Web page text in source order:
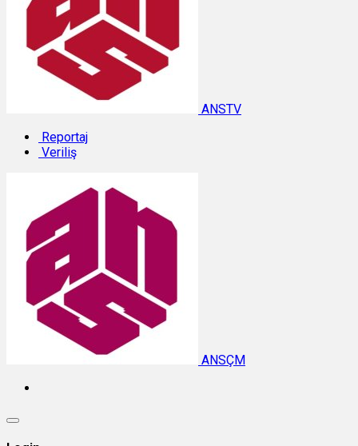
ANSTV
Reportaj
Veriliş
ANSÇM